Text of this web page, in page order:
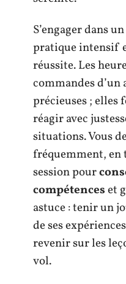
S’engager dans
pratique intensif
réussite. Les
commandes d’un
précieuses ; elles
réagir avec
situations. Vous
fréquemment,
session pour
compétenceset
astuce : tenir un
de ses
revenir sur les
vol.